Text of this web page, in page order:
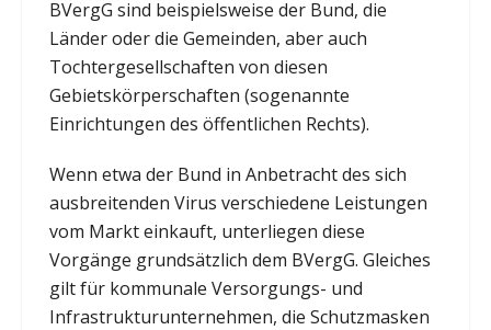
BVergG sind beispielsweise der Bund, die
Länder oder die Gemeinden, aber auch
Tochtergesellschaften von diesen
Gebietskörperschaften (sogenannte
Einrichtungen des öffentlichen Rechts).
Wenn etwa der Bund in Anbetracht des sich
ausbreitenden Virus verschiedene Leistungen
vom Markt einkauft, unterliegen diese
Vorgänge grundsätzlich dem BVergG. Gleiches
gilt für kommunale Versorgungs- und
Infrastrukturunternehmen, die Schutzmasken